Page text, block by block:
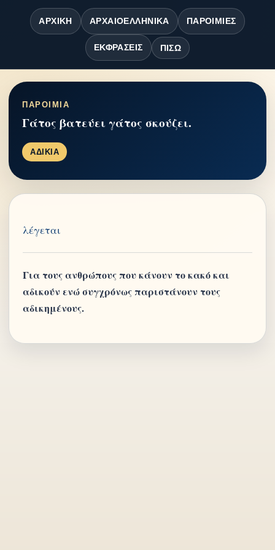
ΑΡΧΙΚΉ ΑΡΧΑΙΟΕΛΛΗΝΙΚΆ ΠΑΡΟΙΜΊΕΣ
ΕΚΦΡΆΣΕΙΣ ΠΊΣΩ
ΠΑΡΟΙΜΙΑ
Γάτος βατεύει γάτος σκούζει.
ΑΔΙΚΙΑ
λέγεται
Για τους ανθρώπους που κάνουν το κακό και
αδικούν ενώ συγχρόνως παριστάνουν τους
αδικημένους.